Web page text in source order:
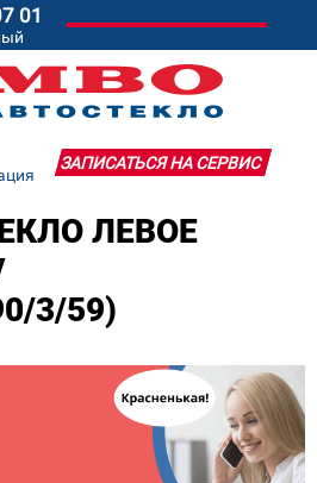
01
ЗАПИСАТЬСЯ НА СЕРВИС
ЛЕВОЕ
3/59)